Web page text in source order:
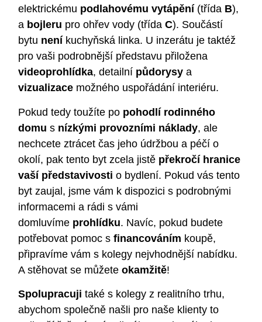
elektrickému podlahovému vytápění (třída B),
a bojleru pro ohřev vody (třídaC). Součástí
bytu není kuchyňská linka. U inzerátu je taktéž
pro vaši podrobnější představu přiložena
videoprohlídka, detailní půdorysya
vizualizace možného uspořádání interiéru.
Pokud tedy toužíte po pohodlí rodinného
domu s nízkými provozními náklady, ale
nechcete ztrácet čas jeho údržbou a péčí o
okolí, pak tento byt zcela jistě překročí hranice
vaší představivosti o bydlení. Pokud vás tento
byt zaujal, jsme vám k dispozici s podrobnými
informacemi a rádi s vámi
domluvíme prohlídku. Navíc, pokud budete
potřebovat pomoc sfinancováním koupě,
připravíme vám s kolegy nejvhodnější nabídku.
A stěhovat se můžeteokamžitě!
Spolupracuji také s kolegy z realitního trhu,
abychom společně našli pro naše klienty to